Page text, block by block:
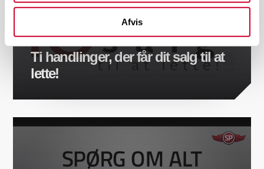
Afvis
Ti handlinger, der får dit salg til at
lette!